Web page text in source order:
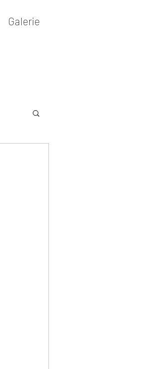
Galerie